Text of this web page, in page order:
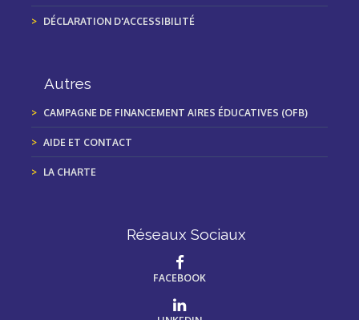
DÉCLARATION D'ACCESSIBILITÉ
Autres
CAMPAGNE DE FINANCEMENT AIRES ÉDUCATIVES (OFB)
AIDE ET CONTACT
LA CHARTE
Réseaux Sociaux
FACEBOOK